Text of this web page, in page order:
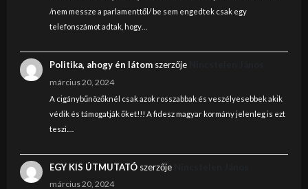
/nem messze a parlamenttől/ be sem engedtek csak egy
telefonszámot adtak, hogy…
Politika, ahogy én látomszerzője
március 20, 2024
A cigánybűnözőknél csak azok rosszabbak és veszélyesebbek akik
védik és támogatják őket!!! A fidesz magyar kormány jelenleg is ezt
teszi.…
EGY KIS ÚTMUTATÓszerzője
március 20, 2024